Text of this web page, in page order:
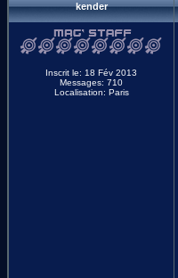
kender
Inscrit le: 18 Fév 2013
Messages: 710
Localisation: Paris